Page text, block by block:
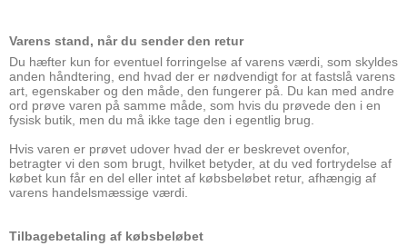
Varens stand, når du sender den retur
Du hæfter kun for eventuel forringelse af varens værdi, som skyldes
anden håndtering, end hvad der er nødvendigt for at fastslå varens
art, egenskaber og den måde, den fungerer på. Du kan med andre
ord prøve varen på samme måde, som hvis du prøvede den i en
fysisk butik, men du må ikke tage den i egentlig brug.
Hvis varen er prøvet udover hvad der er beskrevet ovenfor,
betragter vi den som brugt, hvilket betyder, at du ved fortrydelse af
købet kun får en del eller intet af købsbeløbet retur, afhængig af
varens handelsmæssige værdi.
Tilbagebetaling af købsbeløbet